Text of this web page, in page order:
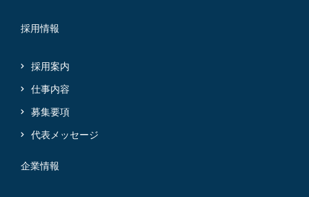
採用情報
採用案内
仕事内容
募集要項
代表メッセージ
企業情報